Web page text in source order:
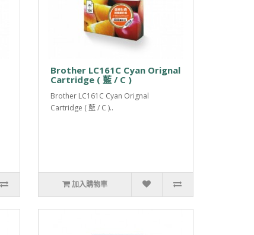
Brother LC161C Cyan Orignal
Cartridge ( 藍 / C )
Brother LC161C Cyan Orignal
Cartridge ( 藍 / C )..
加入購物車